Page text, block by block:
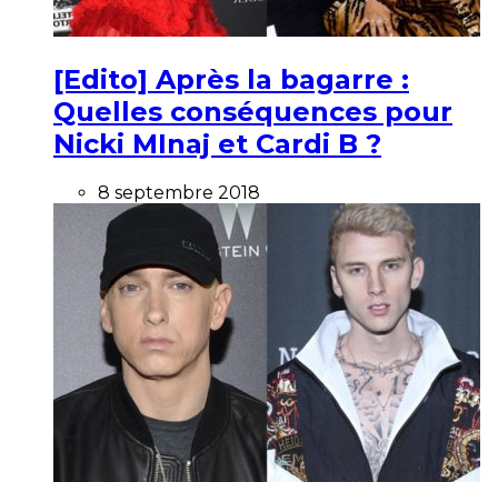
[Edito] Après la bagarre :
Quelles conséquences pour
Nicki MInaj et Cardi B ?
8 septembre 2018